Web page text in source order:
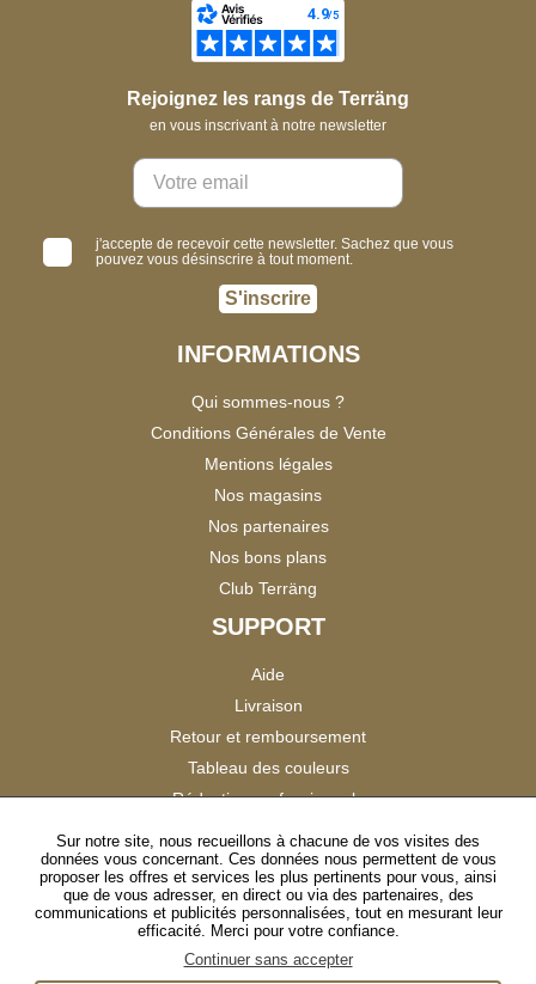
Rejoignez les rangs de Terräng
en vous inscrivant à notre newsletter
j'accepte de recevoir cette newsletter. Sachez que vous
pouvez vous désinscrire à tout moment.
S'inscrire
INFORMATIONS
Qui sommes-nous ?
Conditions Générales de Vente
Mentions légales
Nos magasins
Nos partenaires
Nos bons plans
Club Terräng
SUPPORT
Aide
Livraison
Retour et remboursement
Tableau des couleurs
Réduction professionnels
Catalogues
Satisfaction Clients
SUIVEZ-NOUS
Sur notre site, nous recueillons à chacune de vos visites des
données vous concernant. Ces données nous permettent de vous
proposer les offres et services les plus pertinents pour vous, ainsi
que de vous adresser, en direct ou via des partenaires, des
communications et publicités personnalisées, tout en mesurant leur
efficacité. Merci pour votre confiance.
Continuer sans accepter